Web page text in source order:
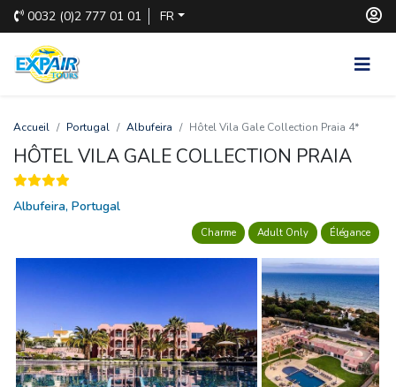
0032 (0)2 777 01 01 FR
Accueil Portugal Albufeira Hôtel Vila Gale Collection Praia 4*
HÔTEL VILA GALE COLLECTION PRAIA
Albufeira, Portugal
Charme Adult Only Élégance